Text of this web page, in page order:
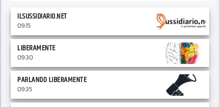
ILSUSSIDIARIO.NET
09:15
LIBERAMENTE
09:30
PARLANDO LIBERAMENTE
09:35